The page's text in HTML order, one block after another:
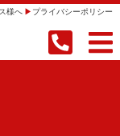
様へ プライバシーポリシー